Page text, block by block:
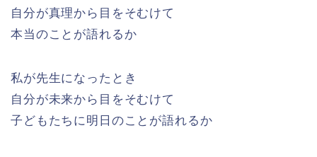
自分が真理から目をそむけて
本当のことが語れるか
私が先生になったとき
自分が未来から目をそむけて
子どもたちに明日のことが語れるか